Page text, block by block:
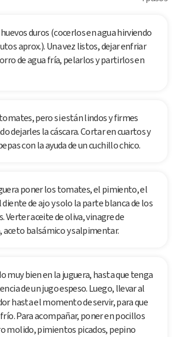
duros (cocerlos en agua hirviendo
aprox.). Una vez listos, dejar enfriar
de agua fría, pelarlos y partirlos en
pero si están lindos y firmes
dejarles la cáscara. Cortar en cuartos y
con la ayuda de un cuchillo chico.
poner los tomates, el pimiento, el
diente de ajo y solo la parte blanca de los
Verter aceite de oliva, vinagre de
aceto balsámico y salpimentar.
muy bien en la juguera, hasta que tenga
de un jugo espeso. Luego, llevar al
hasta el momento de servir, para que
Para acompañar, poner en pocillos
molido, pimientos picados, pepino